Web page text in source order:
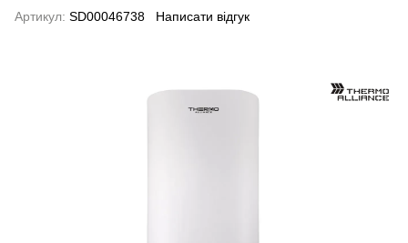
Артикул: SD00046738 Написати відгук